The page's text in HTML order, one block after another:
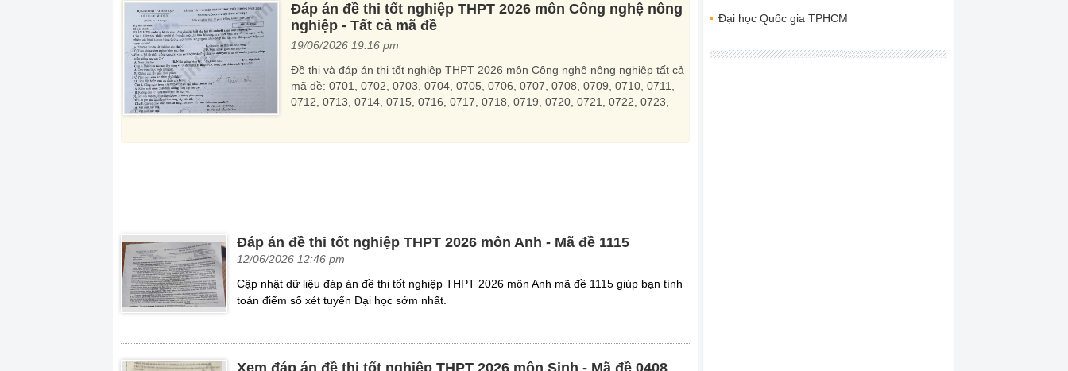
Đáp án đề thi tốt nghiệp THPT 2026 môn Công nghệ nông
nghiệp - Tất cả mã đề
19/06/2026 19:16 pm
Đề thi và đáp án thi tốt nghiệp THPT 2026 môn Công nghệ nông nghiệp tất cả
mã đề: 0701, 0702, 0703, 0704, 0705, 0706, 0707, 0708, 0709, 0710, 0711,
0712, 0713, 0714, 0715, 0716, 0717, 0718, 0719, 0720, 0721, 0722, 0723,
Đáp án đề thi tốt nghiệp THPT 2026 môn Anh - Mã đề 1115
12/06/2026 12:46 pm
Cập nhật dữ liệu đáp án đề thi tốt nghiệp THPT 2026 môn Anh mã đề 1115 giúp bạn tính
toán điểm số xét tuyển Đại học sớm nhất.
Xem đáp án đề thi tốt nghiệp THPT 2026 môn Sinh - Mã đề 0408
Đại học Quốc gia TPHCM